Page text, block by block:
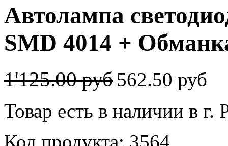
Автолампа
SMD 4014 +
1'125.00 руб 562.50 руб
Товар есть в наличии в г.
Код продукта: 3564